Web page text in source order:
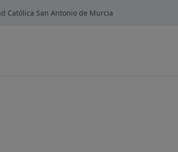
Católica San Antonio de Murcia